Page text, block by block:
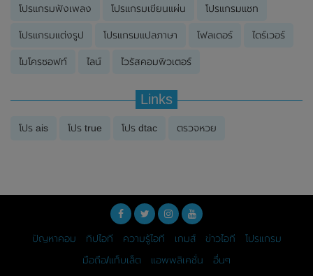
โปรแกรมฟังเพลง โปรแกรมเขียนแผ่น โปรแกรมแชท
โปรแกรมแต่งรูป โปรแกรมแปลภาษา โฟลเดอร์ ไดร์เวอร์
ไมโครซอฟท์ ไลน์ ไวรัสคอมพิวเตอร์
Links
โปร ais โปร true โปร dtac ตรวจหวย
ปัญหาคอม ทิปไอที ความรู้ไอที เกมส์ ข่าวไอที
โปรแกรม
มือถือ/แท็บเล็ต
แอพพลิเคชั่น อื่นๆ